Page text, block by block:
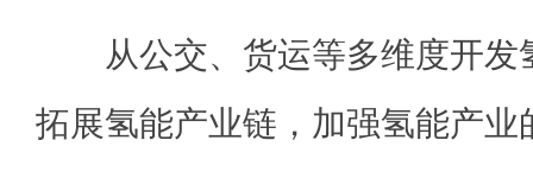
从公交、货运等多维度开发
拓展氢能产业链，加强氢能产业